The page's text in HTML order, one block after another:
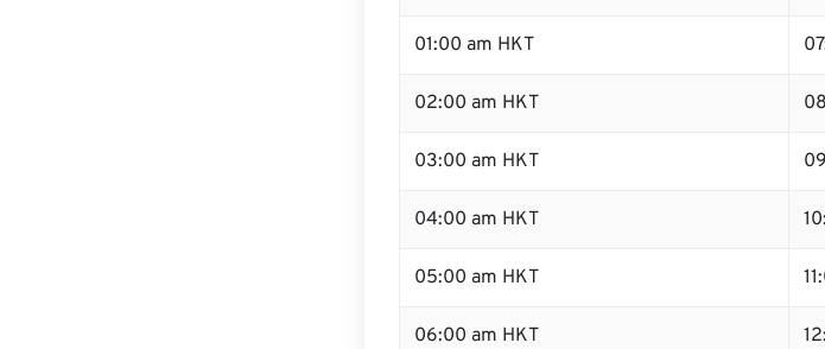
01:00 am HKT
02:00 am HKT
03:00 am HKT
04:00 am HKT
05:00 am HKT
06:00 am HKT